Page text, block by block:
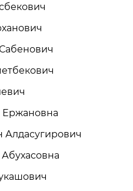
Ержановна
Алдасугирович